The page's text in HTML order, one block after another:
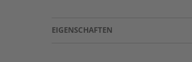
EIGENSCHAFTEN